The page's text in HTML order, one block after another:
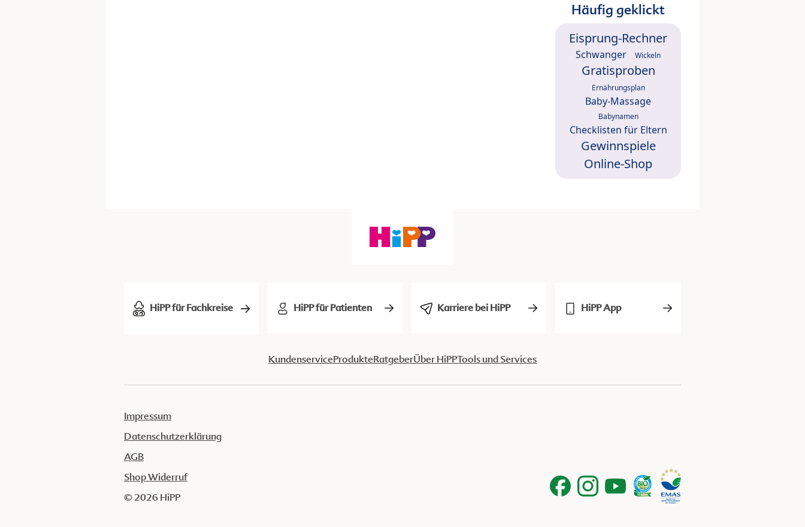
Häufig geklickt
Eisprung-Rechner
Schwanger Wickeln
Gratisproben
Ernährungsplan
Baby-Massage
Babynamen
Checklisten für Eltern
Gewinnspiele
Online-Shop
HiPP für Fachkreise HiPP für Patienten Karriere bei HiPP HiPP App
KundenserviceProdukteRatgeberÜber HiPPTools und Services
Impressum
Datenschutzerklärung
AGB
Shop Widerruf
© 2026 HiPP